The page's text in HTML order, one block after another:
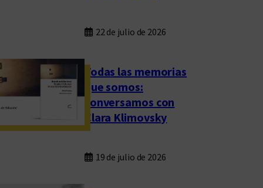
22 de julio de 2026
Todas las memorias
que somos:
conversamos con
Clara Klimovsky
19 de julio de 2026